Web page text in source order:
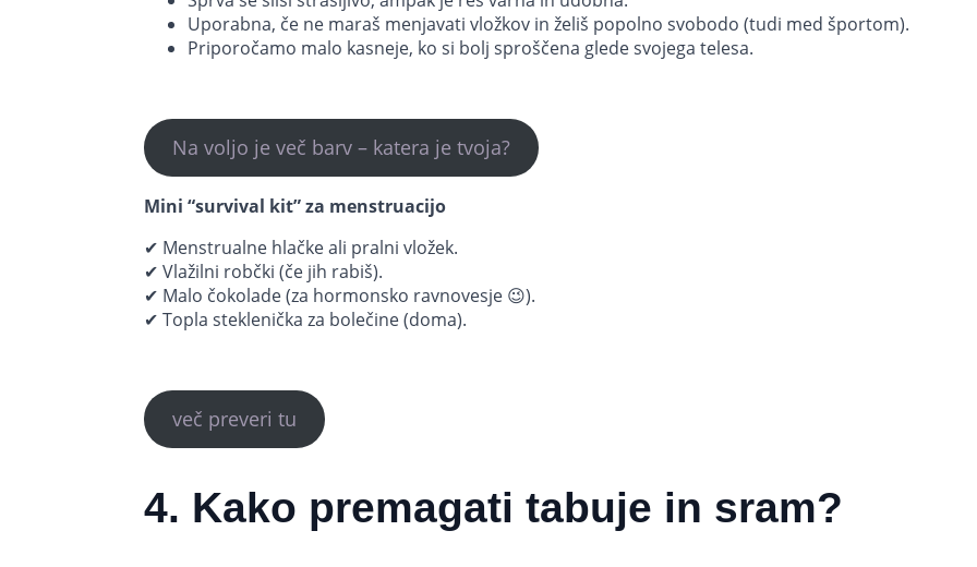
Uporabna, če ne maraš menjavati vložkov in želiš popolno svobodo (tudi med športom).
Priporočamo malo kasneje, ko si bolj sproščena glede svojega telesa.
Na voljo je več barv – katera je tvoja?
Mini “survival kit” za menstruacijo
✔ Menstrualne hlačke ali pralni vložek.
✔ Vlažilni robčki (če jih rabiš).
✔ Malo čokolade (za hormonsko ravnovesje 😉).
✔ Topla steklenička za bolečine (doma).
več preveri tu
4. Kako premagati tabuje in sram?